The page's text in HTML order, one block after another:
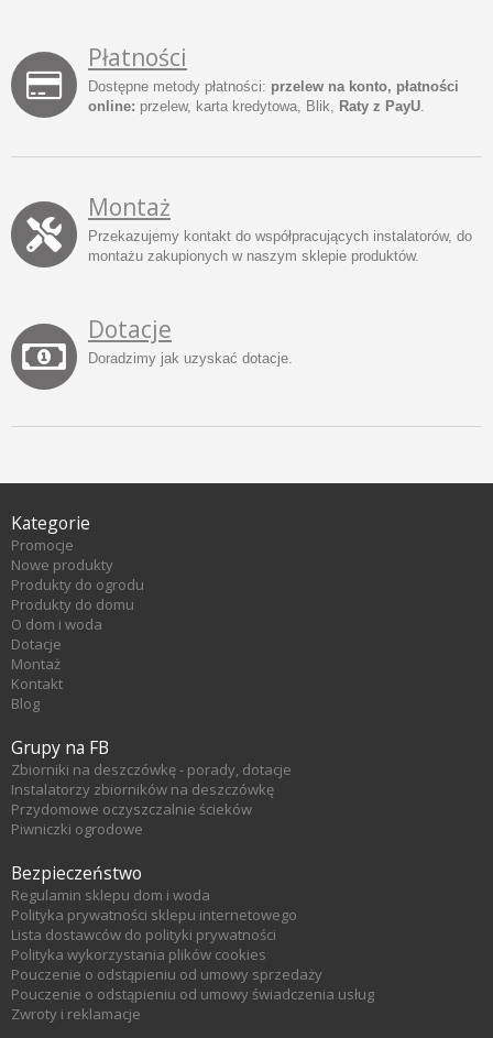
Płatności
Dostępne metody płatności: przelew na konto, płatności
online: przelew, karta kredytowa, Blik, Raty z PayU.
Montaż
Przekazujemy kontakt do współpracujących instalatorów, do
montażu zakupionych w naszym sklepie produktów.
Dotacje
Doradzimy jak uzyskać dotacje.
Kategorie
Promocje
Nowe produkty
Produkty do ogrodu
Produkty do domu
O dom i woda
Dotacje
Montaż
Kontakt
Blog
Grupy na FB
Zbiorniki na deszczówkę - porady, dotacje
Instalatorzy zbiorników na deszczówkę
Przydomowe oczyszczalnie ścieków
Piwniczki ogrodowe
Bezpieczeństwo
Regulamin sklepu dom i woda
Polityka prywatności sklepu internetowego
Lista dostawców do polityki prywatności
Polityka wykorzystania plików cookies
Pouczenie o odstąpieniu od umowy sprzedaży
Pouczenie o odstąpieniu od umowy świadczenia usług
Zwroty i reklamacje